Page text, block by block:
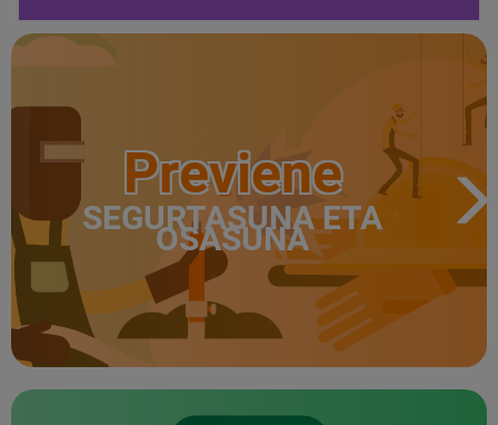
Previene
SEGURTASUNA ETA
OSASUNA